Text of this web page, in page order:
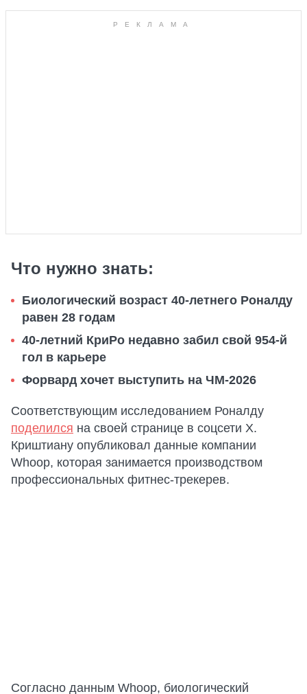
Что нужно знать:
Биологический возраст 40-летнего Роналду
равен 28 годам
40-летний КриРо недавно забил свой 954-й
гол в карьере
Форвард хочет выступить на ЧМ-2026
Соответствующим исследованием Роналду
поделился на своей странице в соцсети Х.
Криштиану опубликовал данные компании
Whoop, которая занимается производством
профессиональных фитнес-трекерев.
Согласно данным Whoop, биологический